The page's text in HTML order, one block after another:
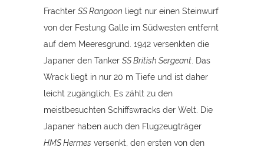
Frachter SS Rangoon liegt nur einen Steinwurf
von der Festung Galle im Südwesten entfernt
auf dem Meeresgrund. 1942 versenkten die
Japaner den Tanker SS British Sergeant . Das
Wrack liegt in nur 20 m Tiefe und ist daher
leicht zugänglich. Es zählt zu den
meistbesuchten Schiffswracks der Welt. Die
Japaner haben auch den Flugzeugträger
HMS Hermes versenkt, den ersten von den